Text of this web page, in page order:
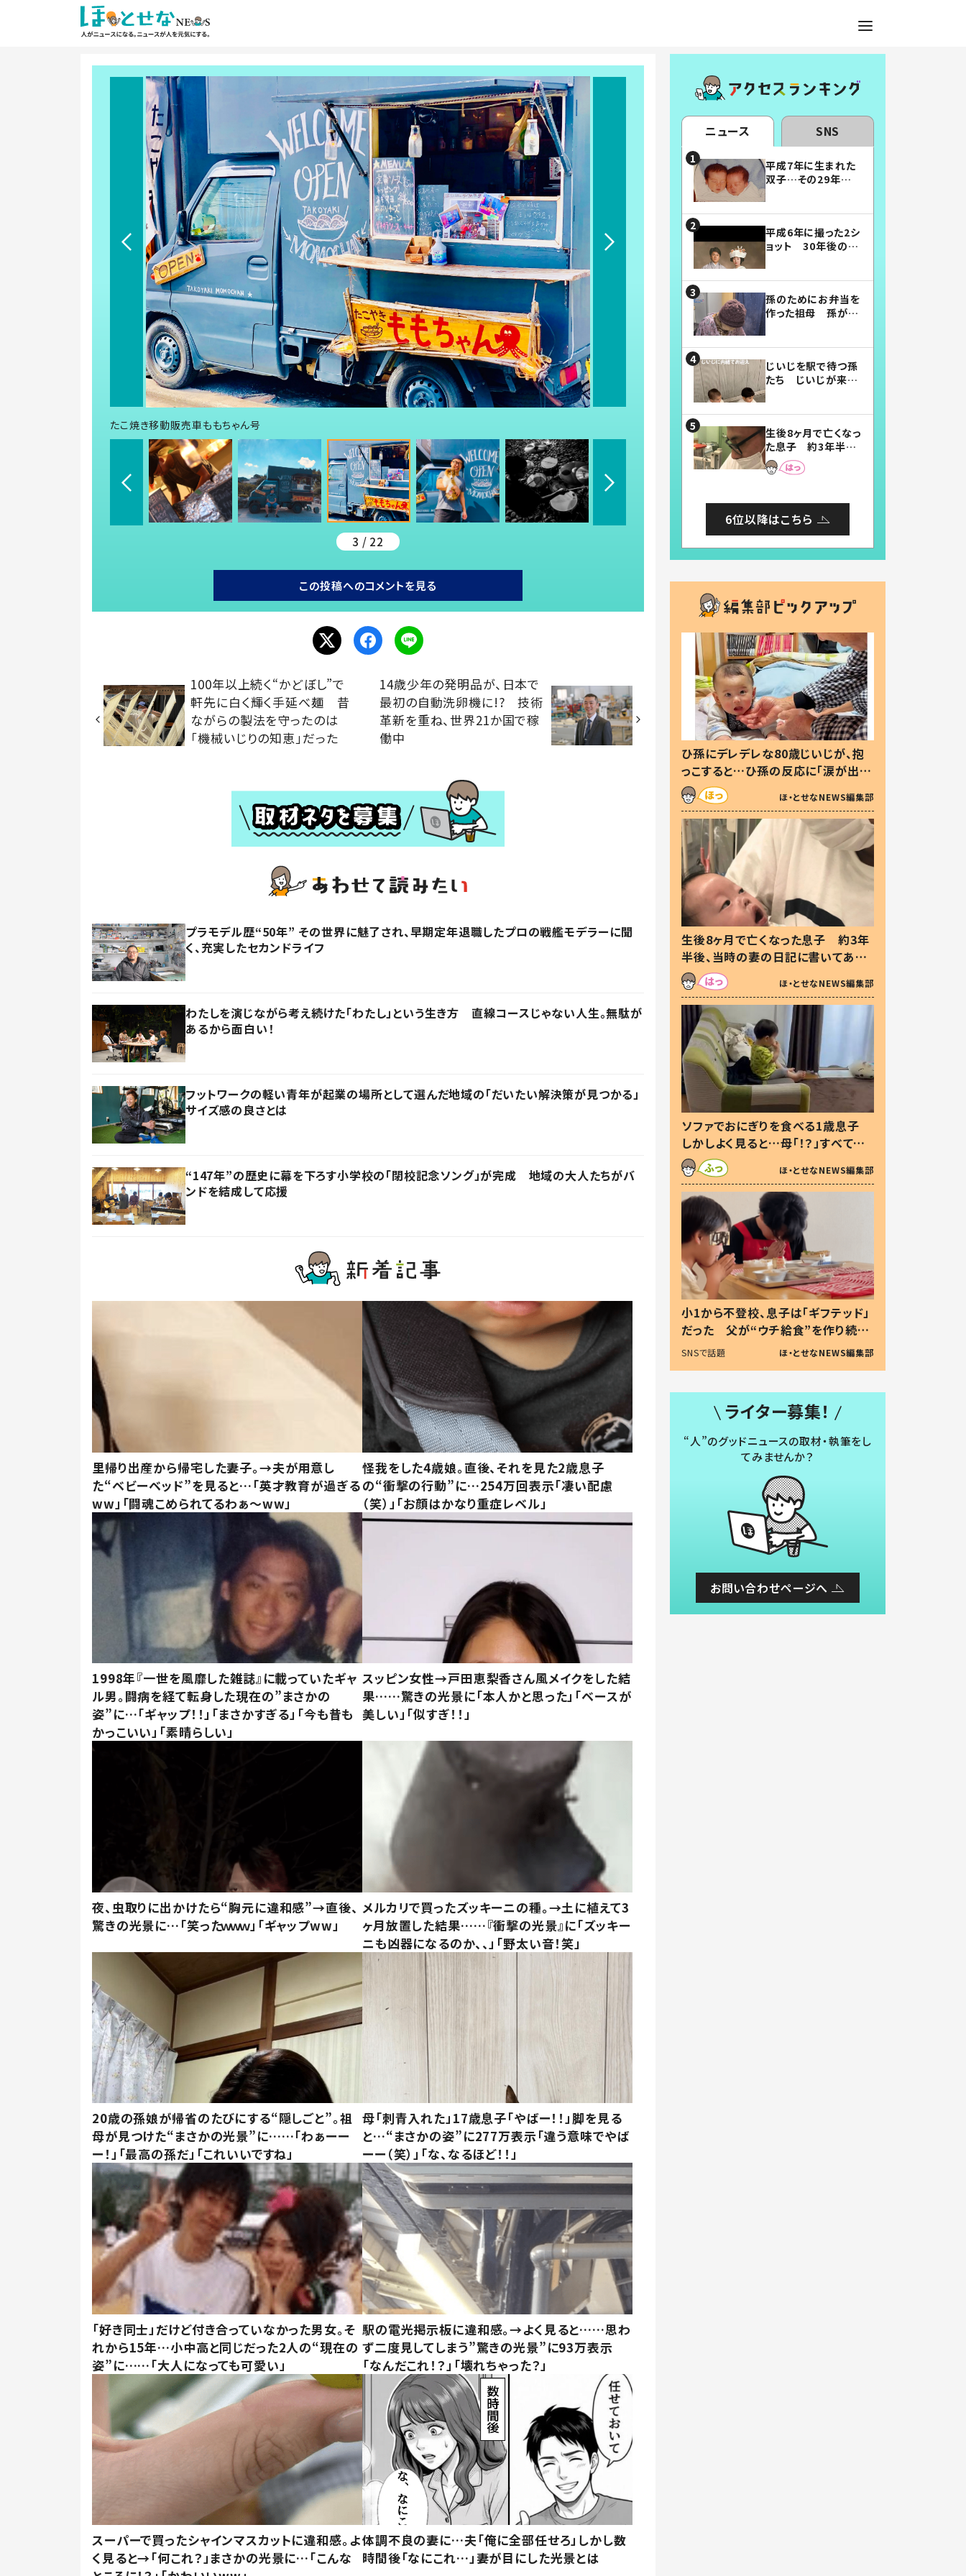
たこ焼き移動販売車ももちゃん号
3 / 22
この投稿へのコメントを見る
100年以上続く“かどぼし”で
軒先に白く輝く手延べ麺 昔
ながらの製法を守ったのは
「機械いじりの知恵」だった
14歳少年の発明品が、日本で
最初の自動洗卵機に!? 技術
革新を重ね、世界21か国で稼
働中
プラモデル歴“50年” その世界に魅了され、早期定年退職したプロの戦艦モデラーに聞
く、充実したセカンドライフ
わたしを演じながら考え続けた「わたし」という生き方 直線コースじゃない人生。無駄が
あるから面白い！
フットワークの軽い青年が起業の場所として選んだ地域の「だいたい解決策が見つかる」
サイズ感の良さとは
“147年”の歴史に幕を下ろす小学校の「閉校記念ソング」が完成 地域の大人たちがバ
ンドを結成して応援
里帰り出産から帰宅した妻子。→夫が用意し
た“ベビーベッド”を見ると…「英才教育が過ぎる
ww」「闘魂こめられてるわぁ～ww」
怪我をした4歳娘。直後、それを見た2歳息子
の“衝撃の行動”に…254万回表示「凄い配慮
（笑）」「お顔はかなり重症レベル」
1998年『一世を風靡した雑誌』に載っていたギャ
ル男。闘病を経て転身した現在の”まさかの
姿”に…「ギャップ！！」「まさかすぎる」「今も昔も
かっこいい」「素晴らしい」
スッピン女性→戸田恵梨香さん風メイクをした結
果……驚きの光景に「本人かと思った」「ベースが
美しい」「似すぎ！！」
夜、虫取りに出かけたら“胸元に違和感”→直後、
驚きの光景に…「笑ったｗｗｗ」「ギャップww」
メルカリで買ったズッキーニの種。→土に植えて3
ヶ月放置した結果……『衝撃の光景』に「ズッキー
ニも凶器になるのか、、」「野太い音！笑」
20歳の孫娘が帰省のたびにする“隠しごと”。祖
母が見つけた“まさかの光景”に……「わぁーー
ー！」「最高の孫だ」「これいいですね」
母「刺青入れた」17歳息子「やばー！！」脚を見る
と…“まさかの姿”に277万表示「違う意味でやば
ーー（笑）」「な、なるほど！！」
「好き同士」だけど付き合っていなかった男女。そ
れから15年…小中高と同じだった2人の“現在の
姿”に……「大人になっても可愛い」
駅の電光掲示板に違和感。→よく見ると……思わ
ず二度見してしまう”驚きの光景”に93万表示
「なんだこれ！？」「壊れちゃった？」
スーパーで買ったシャインマスカットに違和感。よ
く見ると→「何これ？」まさかの光景に…「こんな
体調不良の妻に…夫「俺に全部任せろ」しかし数
時間後「なにこれ…」妻が目にした光景とは
ニュース SNS
平成7年に生まれた
双子…その29年後
平成6年に撮った2シ
ョット 30年後の姿
孫のためにお弁当を
作った祖母 孫が絶
じいじを駅で待つ孫
たち じいじが来た
まらない」「幸せにな
れる」
生後8ヶ月で亡くなっ
た息子 約3年半
後、当時の妻の日記
に書いてあった本音
6位以降はこちら
ひ孫にデレデレな80歳じいじが、抱
っこすると…ひ孫の反応に「涙が出ま
した」「可愛くて仕方ない」
ほ・とせなNEWS編集部
生後8ヶ月で亡くなった息子 約3年
半後、当時の妻の日記に書いてあっ
た本音とは
ほ・とせなNEWS編集部
ソファでおにぎりを食べる1歳息子
しかしよく見ると…母「！？」すべてを
察した母の投稿に「可愛いから許
す！」「現行犯〜」
ほ・とせなNEWS編集部
小1から不登校、息子は「ギフテッド」
だった 父が“ウチ給食”を作り続け
る理由とは #令和の親 #令和の子
SNSで話題 ほ・とせなNEWS編集部
ライター募集！
“人”のグッドニュースの取材・執筆をし
てみませんか？
お問い合わせページへ